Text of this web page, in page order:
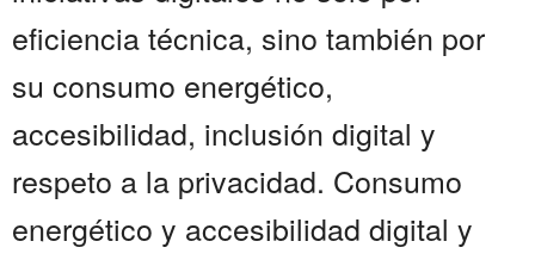
eficiencia técnica, sino también por
su consumo energético,
accesibilidad, inclusión digital y
respeto a la privacidad. Consumo
energético y accesibilidad digital y